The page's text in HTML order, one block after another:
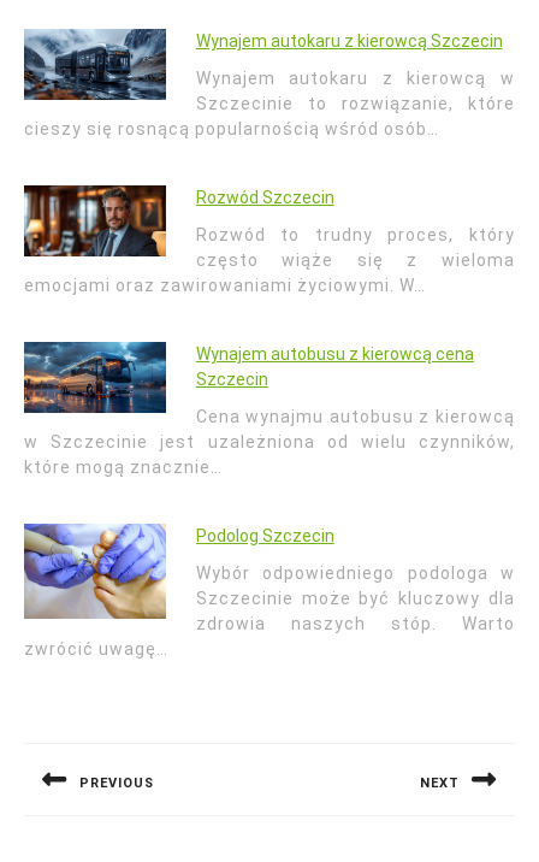
Wynajem autokaru z kierowcą Szczecin
Wynajem autokaru z kierowcą w
Szczecinie to rozwiązanie, które
cieszy się rosnącą popularnością wśród osób…
Rozwód Szczecin
Rozwód to trudny proces, który
często wiąże się z wieloma
emocjami oraz zawirowaniami życiowymi. W…
Wynajem autobusu z kierowcą cena
Szczecin
Cena wynajmu autobusu z kierowcą
w Szczecinie jest uzależniona od wielu czynników,
które mogą znacznie…
Podolog Szczecin
Wybór odpowiedniego podologa w
Szczecinie może być kluczowy dla
zdrowia naszych stóp. Warto
zwrócić uwagę…
PREVIOUS NEXT